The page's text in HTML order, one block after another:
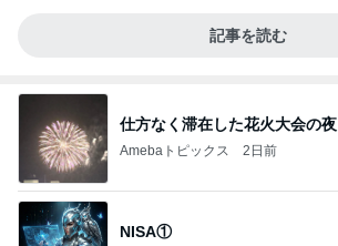
記事を読む
仕方なく滞在した花火大会の夜
Amebaトピックス 2日前
NISA①